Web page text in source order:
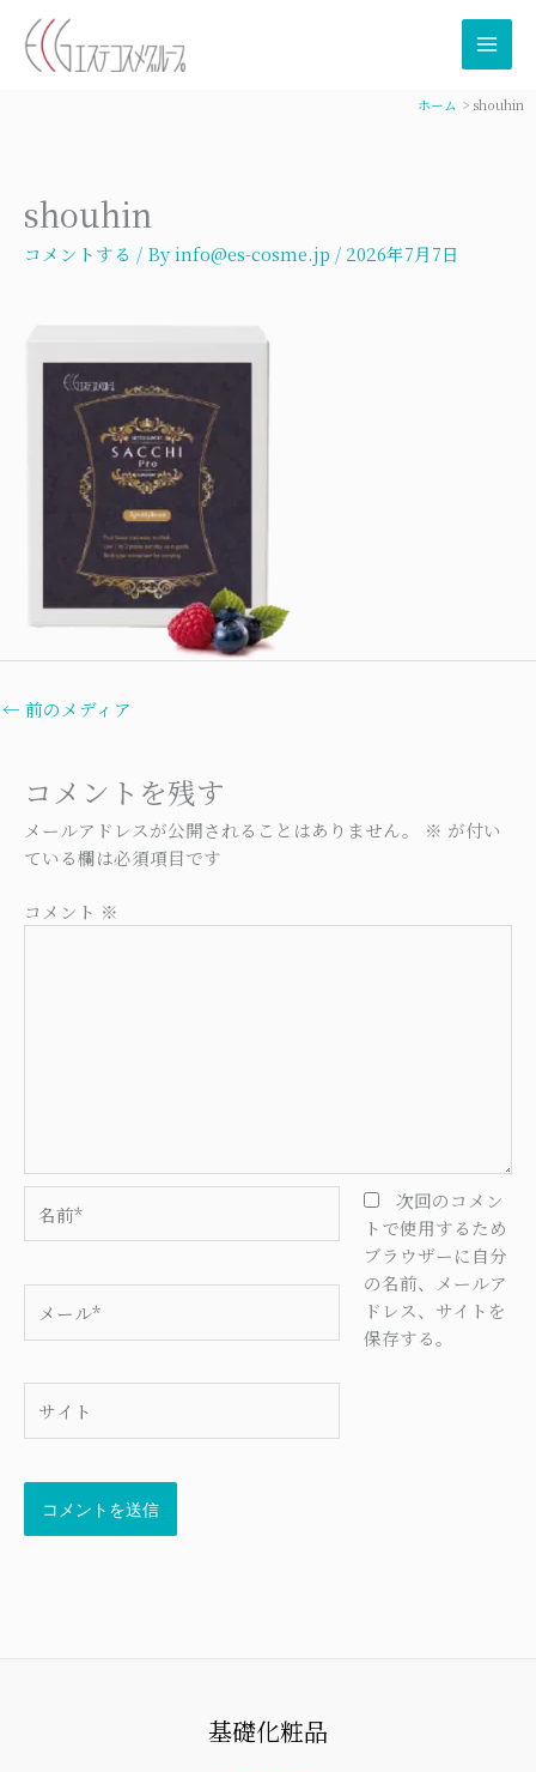
ホーム shouhin
shouhin
コメントする / Byinfo@es-cosme.jp / 2026年7月7日
← 前のメディア
コメントを残す
メールアドレスが公開されることはありません。 ※ が付い
ている欄は必須項目です
コメント ※
前
ー
*
次回のコメン
トで使用するため
ブラウザーに自分
の名前、メールア
ドレス、サイトを
保存する。
基礎化粧品